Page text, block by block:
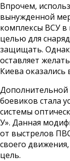
Впрочем,
вынужденной
комплексы ВСУ в
целью для
защищать.
оставляет
Киева
Дополнительной
боевиков стала
системы
У». Данная
от выстрелов
своего
цель.